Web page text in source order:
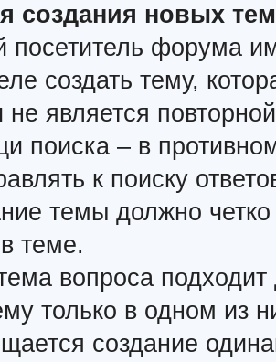
создания новых
форума
создать тему,
не является
поиска – в
к поиску
темы должно
теме.
вопроса
только в одном из
создание